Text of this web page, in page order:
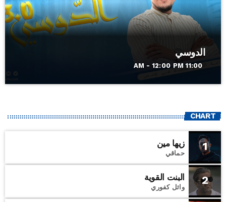
الدوسي
11:00 AM - 12:00 PM
CHART
1 زيها مين
حماقي
2 البنت القوية
وائل كفوري